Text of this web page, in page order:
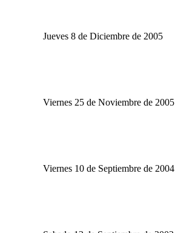
Jueves 8 de Diciembre de 2005
Viernes 25 de Noviembre de 2005
Viernes 10 de Septiembre de 2004